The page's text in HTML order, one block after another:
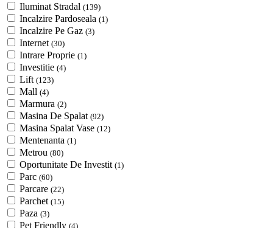
Iluminat Stradal (139)
Incalzire Pardoseala (1)
Incalzire Pe Gaz (3)
Internet (30)
Intrare Proprie (1)
Investitie (4)
Lift (123)
Mall (4)
Marmura (2)
Masina De Spalat (92)
Masina Spalat Vase (12)
Mentenanta (1)
Metrou (80)
Oportunitate De Investit (1)
Parc (60)
Parcare (22)
Parchet (15)
Paza (3)
Pet Friendly (4)